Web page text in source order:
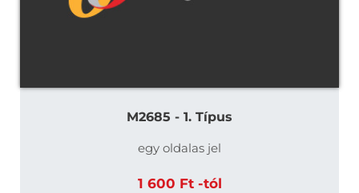
M2685 - 1. Típus
egy oldalas jel
1 600 Ft -tól